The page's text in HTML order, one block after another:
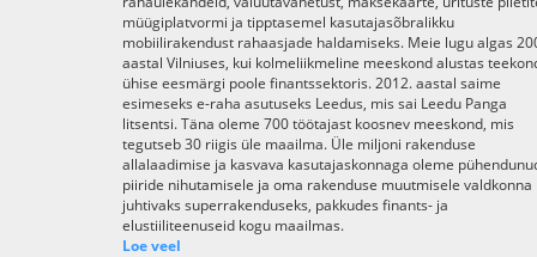
müügiplatvormi ja tipptasemel kasutajasõbralikku
mobiilirakendust rahaasjade haldamiseks. Meie lugu algas
aastal Vilniuses, kui kolmeliikmeline meeskond alustas
ühise eesmärgi poole finantssektoris. 2012. aastal saime
esimeseks e-raha asutuseks Leedus, mis sai Leedu Panga
litsentsi. Täna oleme 700 töötajast koosnev meeskond, mis
tegutseb 30 riigis üle maailma. Üle miljoni rakenduse
allalaadimise ja kasvava kasutajaskonnaga oleme
piiride nihutamisele ja oma rakenduse muutmisele valdkonna
juhtivaks superrakenduseks, pakkudes finants- ja
elustiiliteenuseid kogu maailmas.
Loe veel